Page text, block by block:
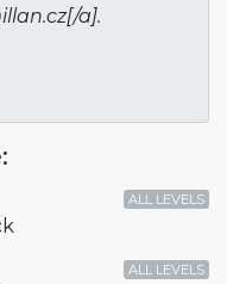
a].
ALL LEVELS
ALL LEVELS